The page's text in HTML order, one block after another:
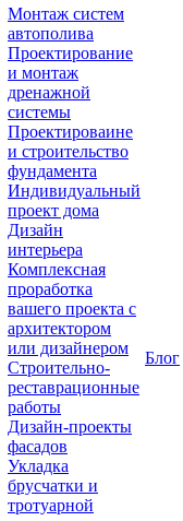
Монтаж систем
автополива
Проектирование
и монтаж
дренажной
системы
Проектироваине
и строительство
фундамента
Индивидуальный
проект дома
Дизайн
интерьера
Комплексная
проработка
вашего проекта с
архитектором
или дизайнером
Строительно-
реставрационные
работы
Дизайн-проекты
фасадов
Укладка
брусчатки и
тротуарной
Блог